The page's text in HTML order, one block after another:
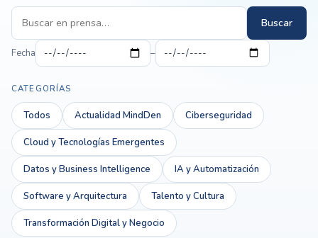
Buscar
Fecha –
CATEGORÍAS
Todos Actualidad MindDen Ciberseguridad
Cloud y Tecnologías Emergentes
Datos y Business Intelligence IA y Automatización
Software y Arquitectura Talento y Cultura
Transformación Digital y Negocio